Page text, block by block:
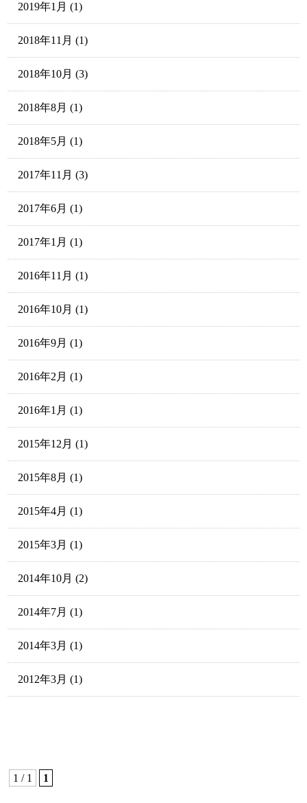
2019年1月 (1)
2018年11月 (1)
2018年10月 (3)
2018年8月 (1)
2018年5月 (1)
2017年11月 (3)
2017年6月 (1)
2017年1月 (1)
2016年11月 (1)
2016年10月 (1)
2016年9月 (1)
2016年2月 (1)
2016年1月 (1)
2015年12月 (1)
2015年8月 (1)
2015年4月 (1)
2015年3月 (1)
2014年10月 (2)
2014年7月 (1)
2014年3月 (1)
2012年3月 (1)
1 / 1 1